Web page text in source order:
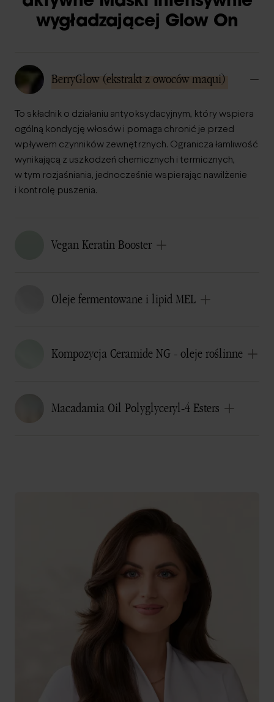
wygładzającej Glow On
BerryGlow (ekstrakt z owoców maqui)
To składnik o działaniu antyoksydacyjnym, który wspiera
ogólną kondycję włosów i pomaga chronić je przed
wpływem czynników zewnętrznych. Ogranicza łamliwość
wynikającą z uszkodzeń chemicznych i termicznych,
w tym rozjaśniania, jednocześnie wspierając nawilżenie
i kontrolę puszenia.
Vegan Keratin Booster
Oleje fermentowane i lipid MEL
Kompozycja Ceramide NG - oleje roślinne
Macadamia Oil Polyglyceryl-4 Esters